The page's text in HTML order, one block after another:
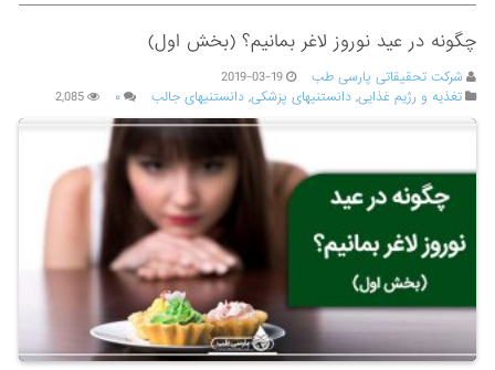
چگونه در عید نوروز لاغر بمانیم؟ (بخش اول)
شرکت تحقیقاتی پارسی طب
2019-03-19
تغذیه و رژیم غذایی,دانستنیهای پزشکی,دانستنیهای جالب ۰ 2,085